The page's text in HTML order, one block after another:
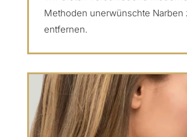
Methoden unerwünschte Narben
entfernen.